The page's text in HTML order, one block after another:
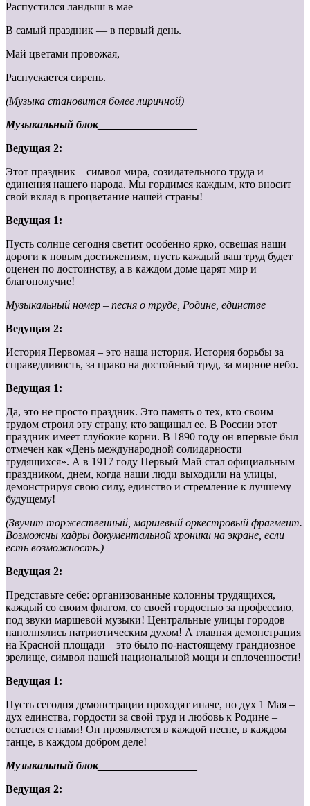
Распустился ландыш в мае
В самый праздник — в первый день.
Май цветами провожая,
Распускается сирень.
(Музыка становится более лиричной)
Музыкальный блок__________________
Ведущая 2:
Этот праздник – символ мира, созидательного труда и
единения нашего народа. Мы гордимся каждым, кто вносит
свой вклад в процветание нашей страны!
Ведущая 1:
Пусть солнце сегодня светит особенно ярко, освещая наши
дороги к новым достижениям, пусть каждый ваш труд будет
оценен по достоинству, а в каждом доме царят мир и
благополучие!
Музыкальный номер – песня о труде, Родине, единстве
Ведущая 2:
История Первомая – это наша история. История борьбы за
справедливость, за право на достойный труд, за мирное небо.
Ведущая 1:
Да, это не просто праздник. Это память о тех, кто своим
трудом строил эту страну, кто защищал ее. В России этот
праздник имеет глубокие корни. В 1890 году он впервые был
отмечен как «День международной солидарности
трудящихся». А в 1917 году Первый Май стал официальным
праздником, днем, когда наши люди выходили на улицы,
демонстрируя свою силу, единство и стремление к лучшему
будущему!
(Звучит торжественный, маршевый оркестровый фрагмент.
Возможны кадры документальной хроники на экране, если
есть возможность.)
Ведущая 2:
Представьте себе: организованные колонны трудящихся,
каждый со своим флагом, со своей гордостью за профессию,
под звуки маршевой музыки! Центральные улицы городов
наполнялись патриотическим духом! А главная демонстрация
на Красной площади – это было по-настоящему грандиозное
зрелище, символ нашей национальной мощи и сплоченности!
Ведущая 1:
Пусть сегодня демонстрации проходят иначе, но дух 1 Мая –
дух единства, гордости за свой труд и любовь к Родине –
остается с нами! Он проявляется в каждой песне, в каждом
танце, в каждом добром деле!
Музыкальный блок__________________
Ведущая 2: